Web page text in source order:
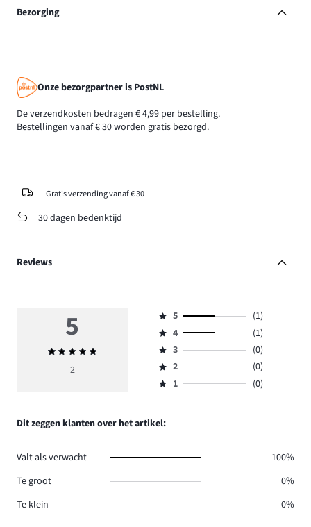
Bezorging
Onze bezorgpartner is PostNL
De verzendkosten bedragen € 4,99 per bestelling.
Bestellingen vanaf € 30 worden gratis bezorgd.
Gratis verzending vanaf € 30
30 dagen bedenktijd
Reviews
5
Gemiddelde
beoordeling
2
Beoordeling
5,
aantal
reviews
1.
5
(1)
Beoordeling
4,
aantal
reviews
4
(1)
Beoordeling
3,
aantal
3
(0)
Beoordeling
2,
0.
2
(0)
Beoordeling
1,
aantal
reviews
1 (0)
Dit zeggen klanten over het artikel:
Valt als verwacht
100%
Te groot
0%
Te klein
0%